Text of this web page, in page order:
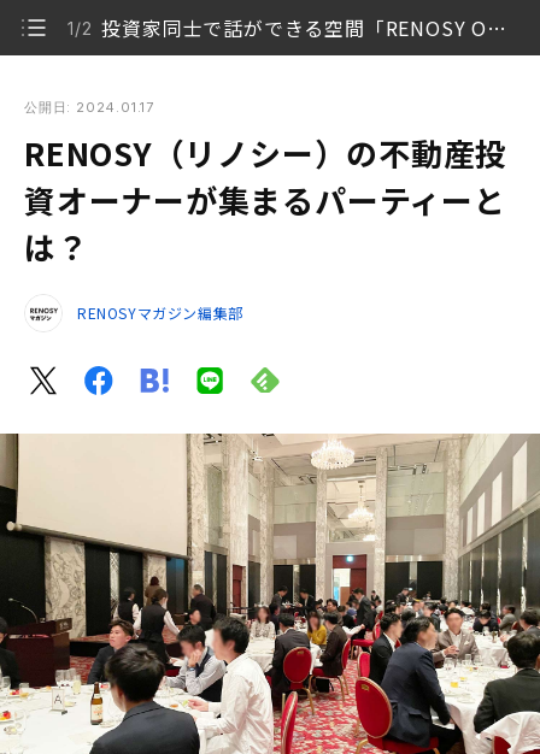
1/2 投資家同士で話ができる空間「RENOSY Owner’s Party」
ーとは？
投資家同士で話ができる空間「RENOSY Owner’s
Party」
2/2 RENOSYオーナーのパーティーにぜひご参加ください
公開日: 2024.01.17
RENOSY（リノシー）の不動産投
資オーナーが集まるパーティーと
は？
RENOSYマガジン編集部